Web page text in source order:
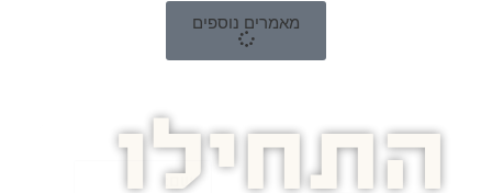
מאמרים נוספים
התחילו